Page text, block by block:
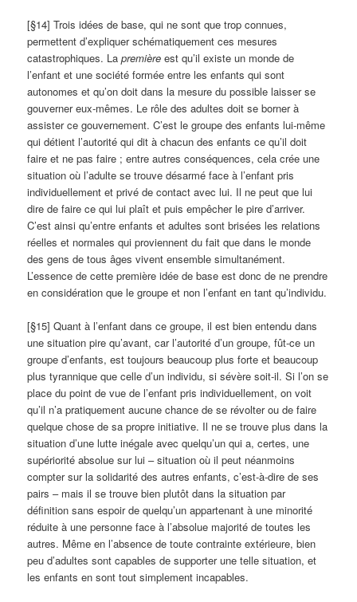
[§14] Trois idées de base, qui ne sont que trop connues,
permettent d’expliquer schématiquement ces mesures
catastrophiques. Lapremière est qu’il existe un monde de
l’enfant et une société formée entre les enfants qui sont
autonomes et qu’on doit dans la mesure du possible laisser se
gouverner eux-mêmes. Le rôle des adultes doit se borner à
assister ce gouvernement. C’est le groupe des enfants lui-même
qui détient l’autorité qui dit à chacun des enfants ce qu’il doit
faire et ne pas faire ; entre autres conséquences, cela crée une
situation où l’adulte se trouve désarmé face à l’enfant pris
individuellement et privé de contact avec lui. Il ne peut que lui
dire de faire ce qui lui plaît et puis empêcher le pire d’arriver.
C’est ainsi qu’entre enfants et adultes sont brisées les relations
réelles et normales qui proviennent du fait que dans le monde
des gens de tous âges vivent ensemble simultanément.
L’essence de cette première idée de base est donc de ne prendre
en considération que le groupe et non l’enfant en tant qu’individu.
[§15] Quant à l’enfant dans ce groupe, il est bien entendu dans
une situation pire qu’avant, car l’autorité d’un groupe, fût-ce un
groupe d’enfants, est toujours beaucoup plus forte et beaucoup
plus tyrannique que celle d’un individu, si sévère soit-il. Si l’on se
place du point de vue de l’enfant pris individuellement, on voit
qu’il n’a pratiquement aucune chance de se révolter ou de faire
quelque chose de sa propre initiative. Il ne se trouve plus dans la
situation d’une lutte inégale avec quelqu’un qui a, certes, une
supériorité absolue sur lui – situation où il peut néanmoins
compter sur la solidarité des autres enfants, c’est-à-dire de ses
pairs – mais il se trouve bien plutôt dans la situation par
définition sans espoir de quelqu’un appartenant à une minorité
réduite à une personne face à l’absolue majorité de toutes les
autres. Même en l’absence de toute contrainte extérieure, bien
peu d’adultes sont capables de supporter une telle situation, et
les enfants en sont tout simplement incapables.